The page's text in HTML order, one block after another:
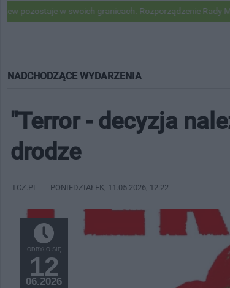
w swoich granicach. Rozporządzenie Rady Ministrów
NADCHODZĄCE WYDARZENIA
"Terror - decyzja
drodze
TCZ.PL PONIEDZIAŁEK, 11.05.2026, 12:22
ODBYŁO SIĘ
12
06.2026